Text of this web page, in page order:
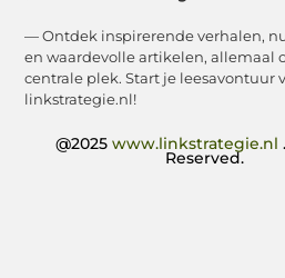
— Ontdek inspirerende verhalen,
en waardevolle artikelen, allemaal
centrale plek. Start je leesavontuur
linkstrategie.nl!
@2025 www.linkstrategie.nl
Reserved.